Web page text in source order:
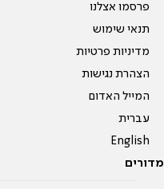
פרסמו אצלנו
תנאי שימוש
מדיניות פרטיות
הצהרת נגישות
המייל האדום
עברית
English
מדורים